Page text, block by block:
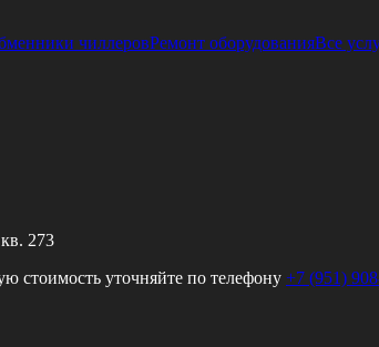
чиллеровРемонт оборудованияВсе
273
стоимость уточняйте по телефону +7 (951)